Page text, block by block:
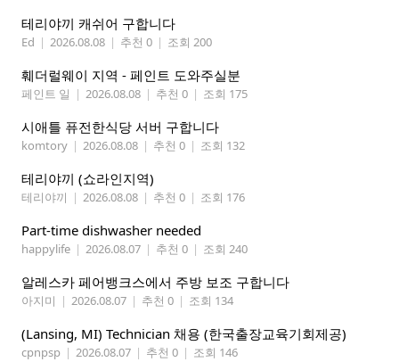
테리야끼 캐쉬어 구합니다
Ed | 2026.08.08 | 추천 0 | 조회 200
훼더럴웨이 지역 - 페인트 도와주실분
페인트 일 | 2026.08.08 | 추천 0 | 조회 175
시애틀 퓨전한식당 서버 구합니다
komtory | 2026.08.08 | 추천 0 | 조회 132
테리야끼 (쇼라인지역)
테리야끼 | 2026.08.08 | 추천 0 | 조회 176
Part-time dishwasher needed
happylife | 2026.08.07 | 추천 0 | 조회 240
알레스카 페어뱅크스에서 주방 보조 구합니다
아지미 | 2026.08.07 | 추천 0 | 조회 134
(Lansing, MI) Technician 채용 (한국출장교육기회제공)
cpnpsp | 2026.08.07 | 추천 0 | 조회 146